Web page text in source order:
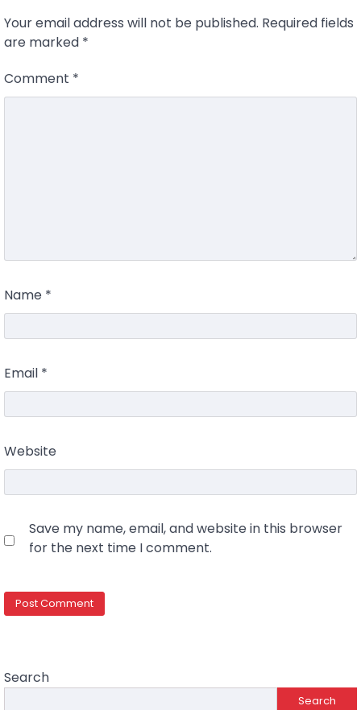
Your email address will not be published. Required fields
are marked *
Comment *
Name *
Email *
Website
Save my name, email, and website in this browser
for the next time I comment.
Search
Search